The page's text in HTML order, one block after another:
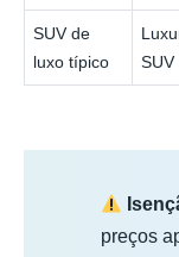
SUV de
luxo típico
SUV
preços